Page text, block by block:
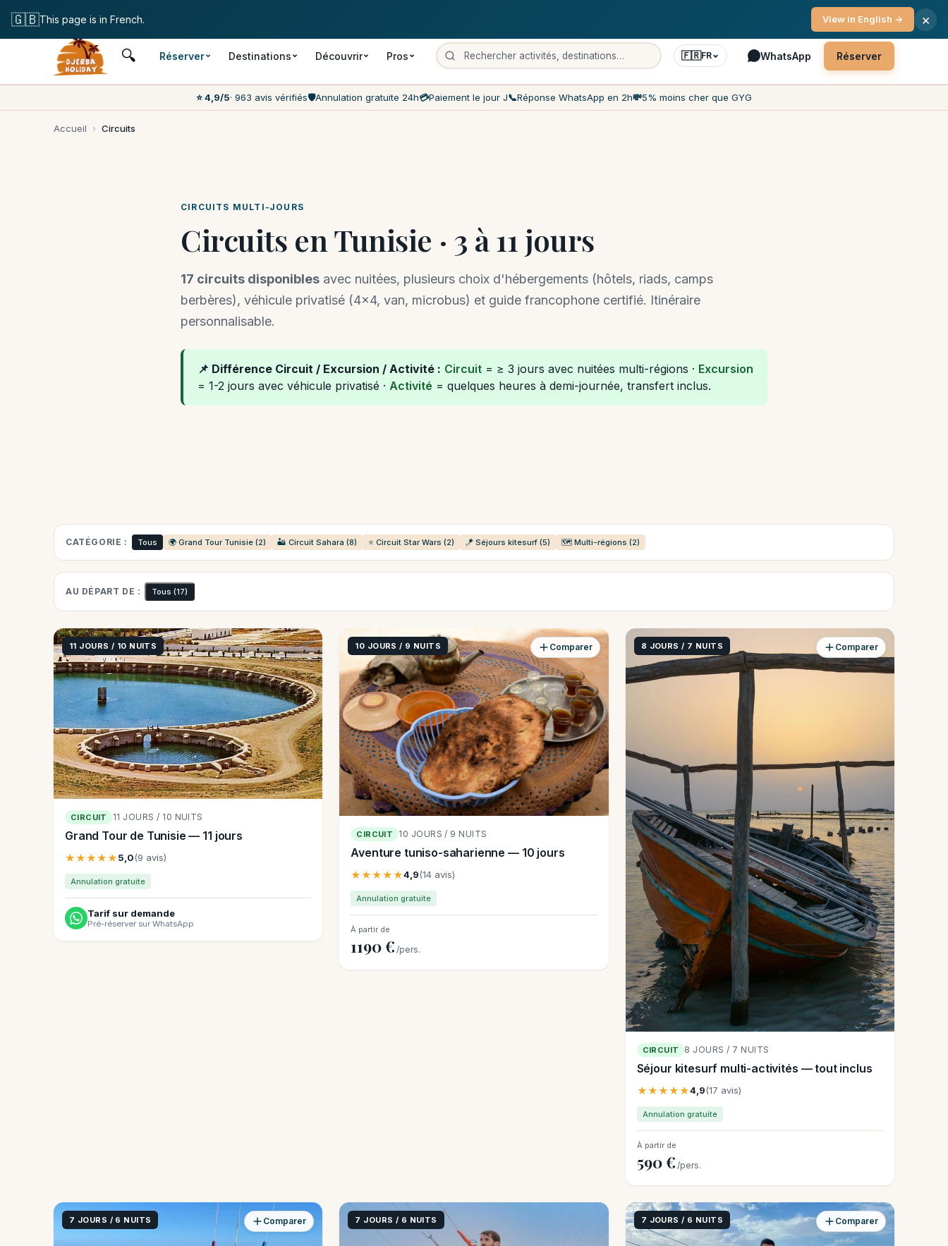
🔍 Réserver Destinations Découvrir Pros 🇫🇷FR WhatsApp Réserver
⭐ 4,9/5· 963 avis vérifiés🛡️Annulation gratuite 24h💳Paiement le jour J📞Réponse WhatsApp en 2h💸5% moins cher que GYG
Accueil › Circuits
CIRCUITS MULTI-JOURS
Circuits en Tunisie · 3 à 11 jours
17 circuits disponibles avec nuitées, plusieurs choix d'hébergements (hôtels, riads, camps
berbères), véhicule privatisé (4×4, van, microbus) et guide francophone certifié. Itinéraire
personnalisable.
📌 Différence Circuit / Excursion / Activité : Circuit = ≥ 3 jours avec nuitées multi-régions · Excursion
= 1-2 jours avec véhicule privatisé · Activité = quelques heures à demi-journée, transfert inclus.
CATÉGORIE : Tous 🌍 Grand Tour Tunisie (2) 🏜️ Circuit Sahara (8) ⭐ Circuit Star Wars (2) 🪁 Séjours kitesurf (5) 🗺️ Multi-régions (2)
AU DÉPART DE : Tous(17)
11 JOURS / 10 NUITS
CIRCUIT 11 JOURS / 10 NUITS
Grand Tour de Tunisie — 11 jours
★★★★★5,0(9 avis)
Annulation gratuite
Tarif sur demande
Pré-réserver sur WhatsApp
10 JOURS / 9 NUITS
CIRCUIT 10 JOURS / 9 NUITS
Aventure tuniso-saharienne — 10 jours
★★★★★4,9(14 avis)
Annulation gratuite
À partir de
1190 € /pers.
Comparer 8 JOURS / 7 NUITS
CIRCUIT 8 JOURS / 7 NUITS
Séjour kitesurf multi-activités — tout inclus
★★★★★4,9(17 avis)
Annulation gratuite
À partir de
590 € /pers.
Comparer
7 JOURS / 6 NUITS Comparer 7 JOURS / 6 NUITS 7 JOURS / 6 NUITS Comparer
🇬🇧This page is in French. View in English → ×